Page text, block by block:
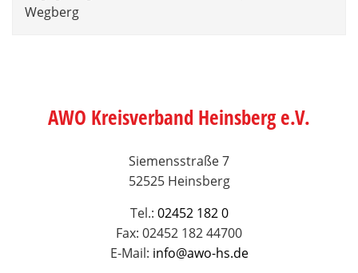
Wegberg
AWO Kreisverband Heinsberg e.V.
Siemensstraße 7
52525 Heinsberg
Tel.: 02452 182 0
Fax: 02452 182 44700
E-Mail: info@awo-hs.de